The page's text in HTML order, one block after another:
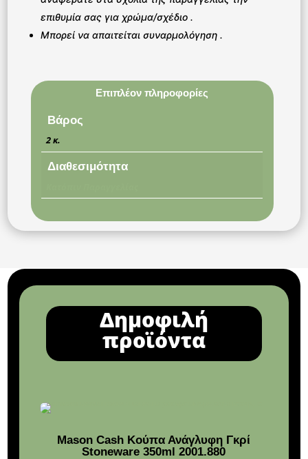
επιθυμία σας για χρώμα/σχέδιο .
Μπορεί να απαιτείται συναρμολόγηση .
Επιπλέον πληροφορίες
Βάρος
2 κ.
Διαθεσιμότητα
Δημοφιλή
προϊόντα
Mason Cash Κούπα Ανάγλυφη Γκρί
Stoneware 350ml 2001.880